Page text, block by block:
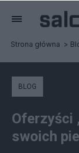
Strona główna
BLOG
Oferzyści
swoich